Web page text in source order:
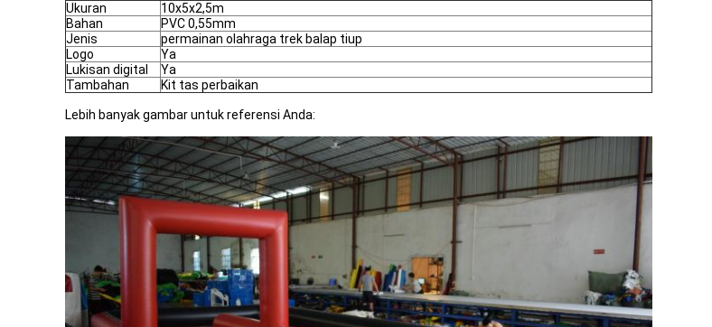
Ukuran
10x5x2,5m
Bahan
PVC 0,55mm
Jenis
permainan olahraga trek balap tiup
Logo
Ya
Lukisan digital
Ya
Tambahan
Kit tas perbaikan
Lebih banyak gambar untuk referensi Anda: